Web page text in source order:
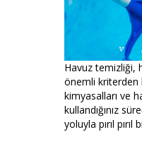
Havuz temizliği,
önemli kriterden
kimyasalları ve
kullandığınız
yoluyla pırıl